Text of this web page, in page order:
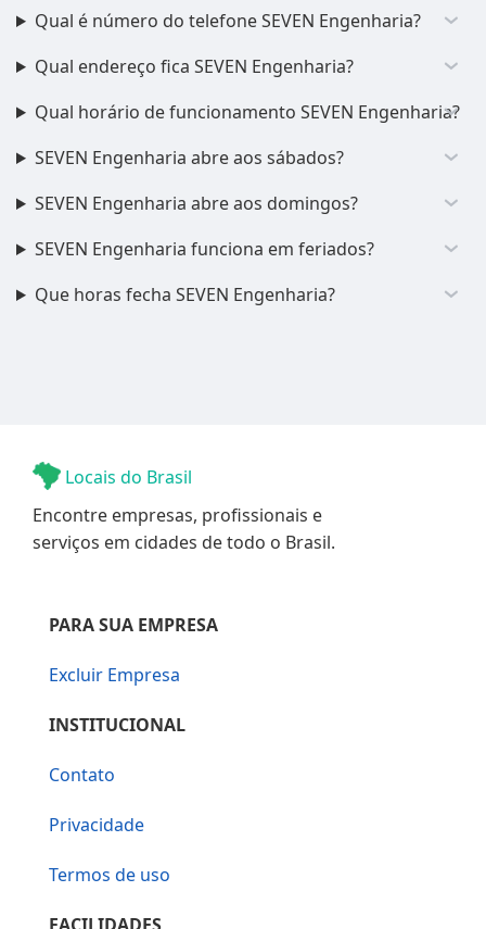
Qual é número do telefone SEVEN Engenharia?
Qual endereço fica SEVEN Engenharia?
Qual horário de funcionamento SEVEN Engenharia?
SEVEN Engenharia abre aos sábados?
SEVEN Engenharia abre aos domingos?
SEVEN Engenharia funciona em feriados?
Que horas fecha SEVEN Engenharia?
Locais do Brasil
Encontre empresas, profissionais e
serviços em cidades de todo o Brasil.
PARA SUA EMPRESA
Excluir Empresa
INSTITUCIONAL
Contato
Privacidade
Termos de uso